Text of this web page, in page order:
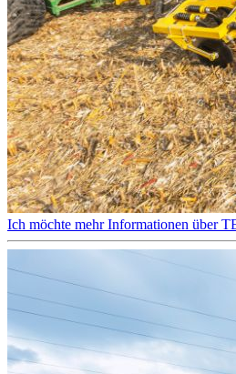
Ich möchte mehr Informationen über